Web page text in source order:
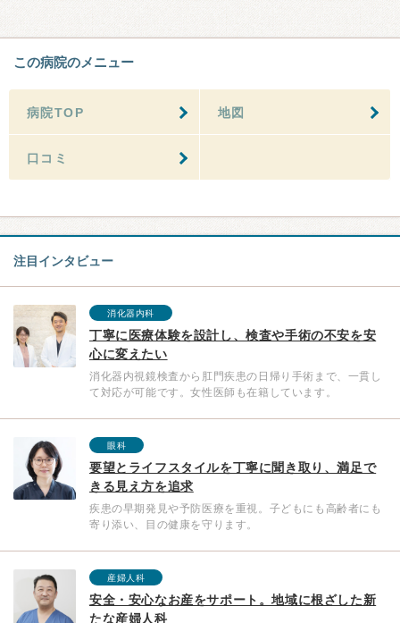
この病院のメニュー
病院TOP 地図
口コミ
注目インタビュー
消化器内科
丁寧に医療体験を設計し、検査や手術の不安を安
心に変えたい
消化器内視鏡検査から肛門疾患の日帰り手術まで、一貫し
て対応が可能です。女性医師も在籍しています。
眼科
要望とライフスタイルを丁寧に聞き取り、満足で
きる見え方を追求
疾患の早期発見や予防医療を重視。子どもにも高齢者にも
寄り添い、目の健康を守ります。
産婦人科
安全・安心なお産をサポート。地域に根ざした新
たな産婦人科